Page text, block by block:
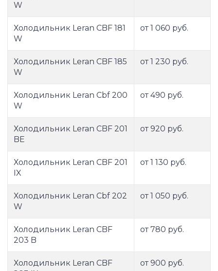
W
Холодильник Leran CBF 181
W
от 1 060 руб.
Холодильник Leran CBF 185
W
от 1 230 руб.
Холодильник Leran Cbf 200
W
от 490 руб.
Холодильник Leran CBF 201
BE
от 920 руб.
Холодильник Leran CBF 201
IX
от 1 130 руб.
Холодильник Leran Cbf 202
W
от 1 050 руб.
Холодильник Leran CBF
203 B
от 780 руб.
Холодильник Leran CBF
от 900 руб.